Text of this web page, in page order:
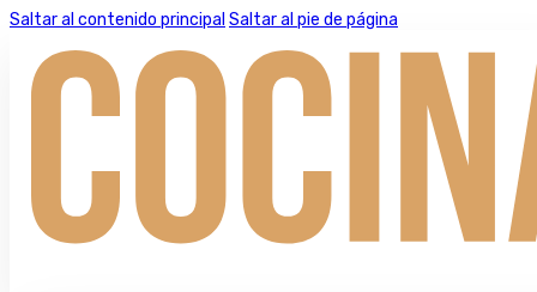
Saltar al contenido principal Saltar al pie de página